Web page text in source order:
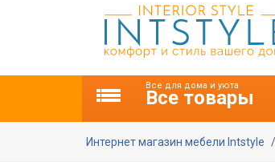
Все для дома и уюта
Все товары
Интернет магазин мебели Intstyle